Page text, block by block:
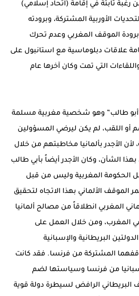
رغبة ثابتة في إقامة (اتحاد إسلامي)
الأوربية المشتركة، وبرودته
الموقف المغربي وعدم تحرك
علاقات دبلوماسية مع استانبول على
التي تمت وكان آخرها عام
“أبو طالب” وهو شخصية مغربية مسلمة
أو اللقب، لم يكن ليرضي المسؤولين
لأن الأجدر بألمانيا مخاطبتهم من خلال
الشأن، وكان الأجدر أيضاً بأبي طالب
الحكومة المغربية وليس من قبل
الموقف الألماني بهذا الاتجاه لتحقيق
المغربي انطلاقاً من مصالح ألمانيا
المغرب، ومن خلال العمل على
البريطانية والإسبانية
المشتركة من فرنسا. فقد كانت
من فرنسا وسياستها لضم
البريطاني الرافض لسيطرة دولة قوية